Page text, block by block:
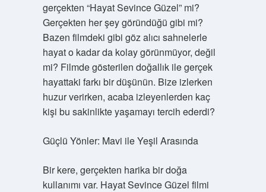
gerçekten “Hayat Sevince Güzel” mi?
Gerçekten her şey göründüğü gibi mi?
Bazen filmdeki gibi göz alıcı sahnelerle
hayat o kadar da kolay görünmüyor, değil
mi? Filmde gösterilen doğallık ile gerçek
hayattaki farkı bir düşünün. Bize izlerken
huzur verirken, acaba izleyenlerden kaç
kişi bu sakinlikte yaşamayı tercih ederdi?
Güçlü Yönler: Mavi ile Yeşil Arasında
Bir kere, gerçekten harika bir doğa
kullanımı var. Hayat Sevince Güzel filmi